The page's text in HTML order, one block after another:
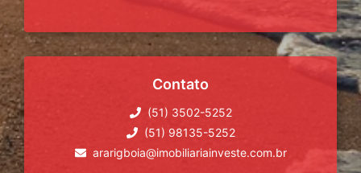
Contato
(51) 3502-5252
(51) 98135-5252
ararigboia@imobiliariainveste.com.br